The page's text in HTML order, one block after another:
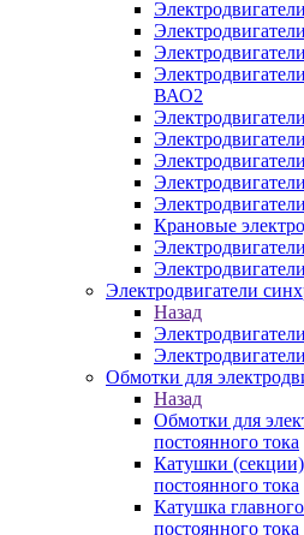
ВАО2
Крановые
Электродвигатели
Назад
Обмотки для
Назад
Обмотки для
постоянного тока
Катушки (секции)
постоянного тока
Катушка
постоянного тока